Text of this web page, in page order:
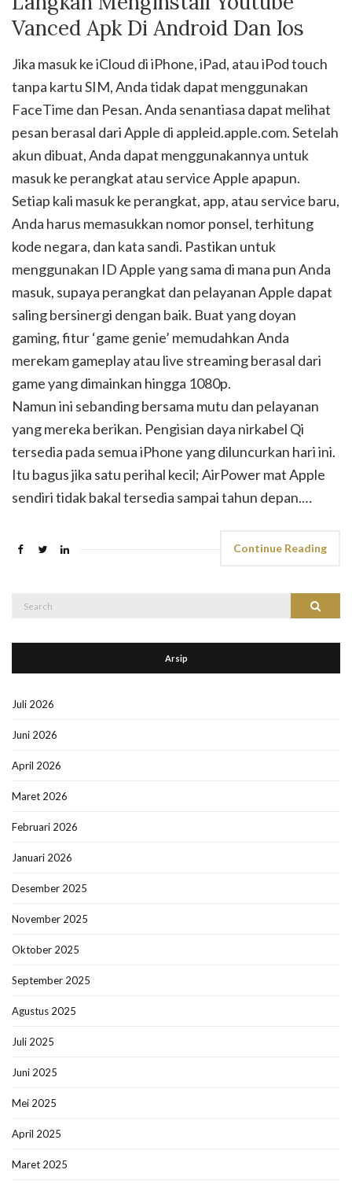
Vanced Apk Di Android Dan Ios
Jika masuk ke iCloud di iPhone, iPad, atau iPod touch
tanpa kartu SIM, Anda tidak dapat menggunakan
FaceTime dan Pesan. Anda senantiasa dapat melihat
pesan berasal dari Apple di appleid.apple.com. Setelah
akun dibuat, Anda dapat menggunakannya untuk
masuk ke perangkat atau service Apple apapun.
Setiap kali masuk ke perangkat, app, atau service baru,
Anda harus memasukkan nomor ponsel, terhitung
kode negara, dan kata sandi. Pastikan untuk
menggunakan ID Apple yang sama di mana pun Anda
masuk, supaya perangkat dan pelayanan Apple dapat
saling bersinergi dengan baik. Buat yang doyan
gaming, fitur ‘game genie’ memudahkan Anda
merekam gameplay atau live streaming berasal dari
game yang dimainkan hingga 1080p.
Namun ini sebanding bersama mutu dan pelayanan
yang mereka berikan. Pengisian daya nirkabel Qi
tersedia pada semua iPhone yang diluncurkan hari ini.
Itu bagus jika satu perihal kecil; AirPower mat Apple
sendiri tidak bakal tersedia sampai tahun depan.…
Continue Reading
Search
Search
Arsip
Juli 2026
Juni 2026
April 2026
Maret 2026
Februari 2026
Januari 2026
Desember 2025
November 2025
Oktober 2025
September 2025
Agustus 2025
Juli 2025
Juni 2025
Mei 2025
April 2025
Maret 2025